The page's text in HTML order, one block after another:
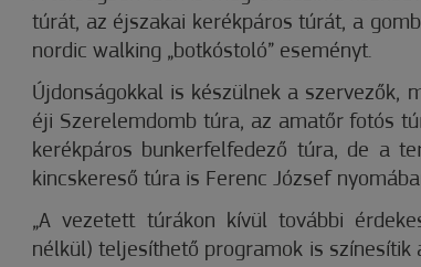
túrát, az éjszakai kerékpáros túrát, a
nordic walking „botkóstoló” eseményt.
Újdonságokkal is készülnek a szervezők,
éji Szerelemdomb túra, az amatőr fotós
kerékpáros bunkerfelfedező túra, de a
kincskereső túra is Ferenc József
„A vezetett túrákon kívül további
nélkül) teljesíthető programok is színesítik